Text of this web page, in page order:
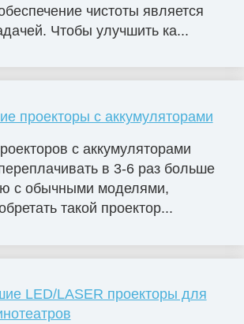
чистоты является
Чтобы улучшить ка...
проекторы с аккумуляторами
с аккумуляторами
в 3-6 раз больше
с обычными моделями,
такой проектор...
LED/LASER проекторы для